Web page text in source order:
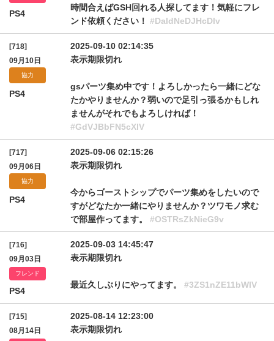
PS4
時間合えばGSH回れる人探してます！気軽にフレ
ンド依頼ください！ #DaldNeDJHcDlv
[718]
09月10日
協力
PS4
2025-09-10 02:14:35
表示期限切れ
gsパーツ集め中です！よろしかったら一緒にどな
たかやりませんか？弱いので足引っ張るかもしれ
ませんがそれでもよろしければ！
#GdVJBbFN5cXlV
[717]
09月06日
協力
PS4
2025-09-06 02:15:26
表示期限切れ
今からゴーストシップでパーツ集めをしたいので
すがどなたか一緒にやりませんか？ツワモノ求む
で部屋作ってます。 #OSTRsZkNieG9v
[716]
09月03日
フレンド
PS4
2025-09-03 14:45:47
表示期限切れ
最近久しぶりにやってます。 #3ZS1nZE11bWlV
[715]
08月14日
2025-08-14 12:23:00
表示期限切れ